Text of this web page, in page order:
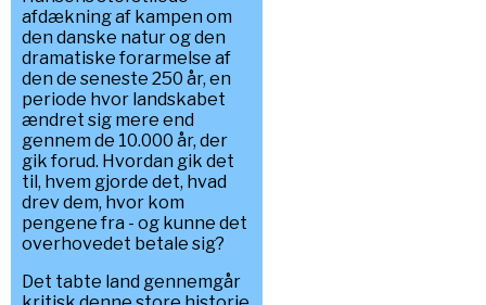
afdækning af kampen om
den danske natur og den
dramatiske forarmelse af
den de seneste 250 år, en
periode hvor landskabet
ændret sig mere end
gennem de 10.000 år, der
gik forud. Hvordan gik det
til, hvem gjorde det, hvad
drev dem, hvor kom
pengene fra - og kunne det
overhovedet betale sig?
Det tabte land gennemgår